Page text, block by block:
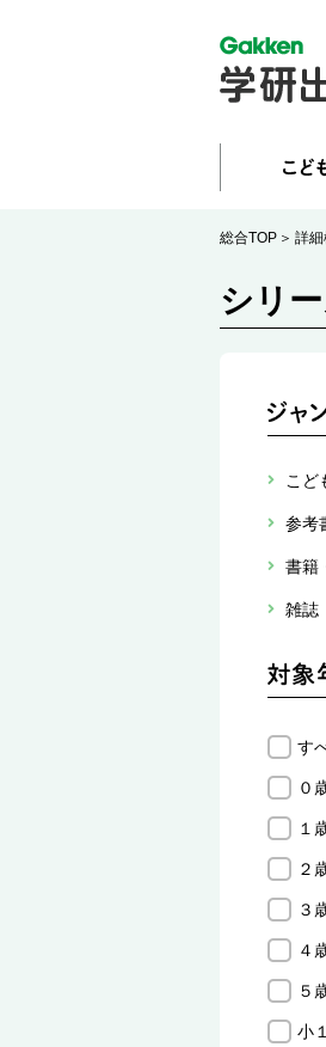
総合TOP 詳
シリ
こど
参考
書籍
雑誌
す
０
１
２
３
４
５
小１